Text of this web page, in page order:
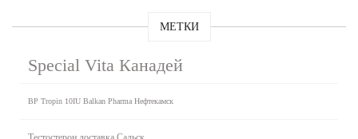
МЕТКИ
Special Vita Канадей
BP Tropin 10IU Balkan Pharma Нефтекамск